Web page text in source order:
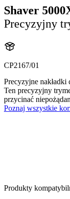
Shaver
Precyzyjny
CP2167/01
Precyzyjne
Ten precyzyjny
przycinać
Poznaj wszystkie
Produkty